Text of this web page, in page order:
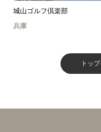
城山ゴルフ倶楽部
兵庫
トッ